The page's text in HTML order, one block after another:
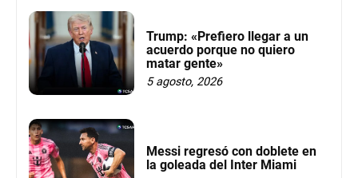
Trump: «Prefiero llegar a un
acuerdo porque no quiero
matar gente»
5 agosto, 2026
Messi regresó con doblete en
la goleada del Inter Miami